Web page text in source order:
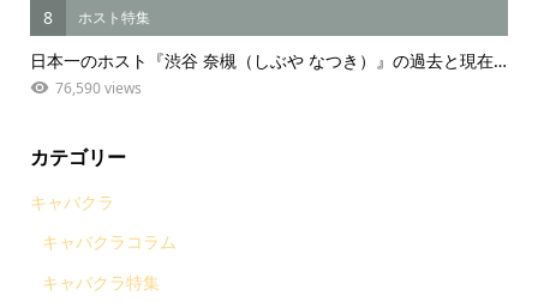
8 ホスト特集
日本一のホスト『渋谷 奈槻（しぶや なつき）』の過去と現在…
76,590 views
カテゴリー
キャバクラ
キャバクラコラム
キャバクラ特集